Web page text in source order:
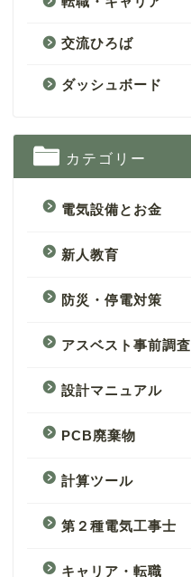
交流ひろば
ダッシュボード
カテゴリー
電気設備とお金
新人教育
防災・停電対策
アスベスト事前調査
設計マニュアル
PCB廃棄物
計算ツール
第２種電気工事士
キャリア・転職